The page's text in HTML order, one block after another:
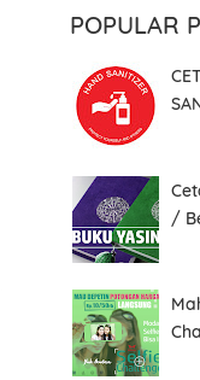
POPULAR
/